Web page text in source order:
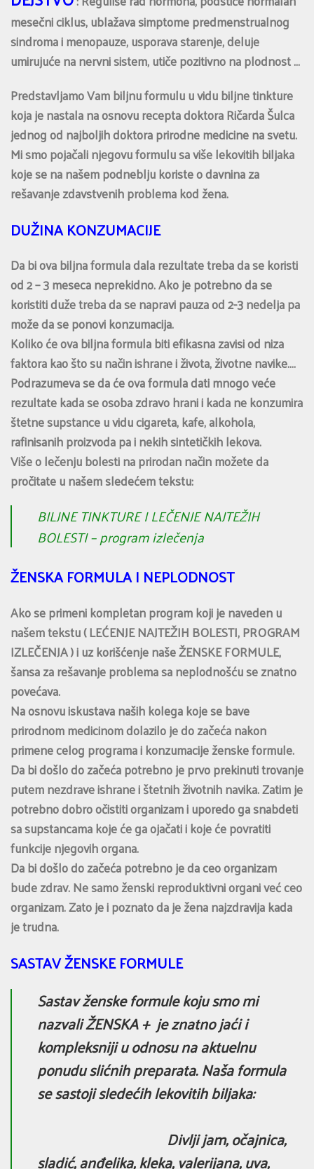
mesečni ciklus, ublažava simptome predmenstrualnog
sindroma i menopauze, usporava starenje, deluje
umirujuće na nervni sistem, utiče pozitivno na plodnost …
Predstavljamo Vam biljnu formulu u vidu biljne tinkture
koja je nastala na osnovu recepta doktora Ričarda Šulca
jednog od najboljih doktora prirodne medicine na svetu.
Mi smo pojačali njegovu formulu sa više lekovitih biljaka
koje se na našem podneblju koriste o davnina za
rešavanje zdavstvenih problema kod žena.
DUŽINA KONZUMACIJE
Da bi ova biljna formula dala rezultate treba da se koristi
od 2 – 3 meseca neprekidno. Ako je potrebno da se
koristiti duže treba da se napravi pauza od 2-3 nedelja pa
može da se ponovi konzumacija.
Koliko će ova biljna formula biti efikasna zavisi od niza
faktora kao što su način ishrane i života, životne navike….
Podrazumeva se da će ova formula dati mnogo veće
rezultate kada se osoba zdravo hrani i kada ne konzumira
štetne supstance u vidu cigareta, kafe, alkohola,
rafinisanih proizvoda pa i nekih sintetičkih lekova.
Više o lečenju bolesti na prirodan način možete da
pročitate u našem sledećem tekstu:
BILJNE TINKTURE I LEČENJE NAJTEŽIH
BOLESTI – program izlečenja
ŽENSKA FORMULA I NEPLODNOST
Ako se primeni kompletan program koji je naveden u
našem tekstu ( LEĆENJE NAJTEŽIH BOLESTI, PROGRAM
IZLEČENJA ) i uz korišćenje naše ŽENSKE FORMULE,
šansa za rešavanje problema sa neplodnošću se znatno
povećava.
Na osnovu iskustava naših kolega koje se bave
prirodnom medicinom dolazilo je do začeća nakon
primene celog programa i konzumacije ženske formule.
Da bi došlo do začeća potrebno je prvo prekinuti trovanje
putem nezdrave ishrane i štetnih životnih navika. Zatim je
potrebno dobro očistiti organizam i uporedo ga snabdeti
sa supstancama koje će ga ojačati i koje će povratiti
funkcije njegovih organa.
Da bi došlo do začeća potrebno je da ceo organizam
bude zdrav. Ne samo ženski reproduktivni organi već ceo
organizam. Zato je i poznato da je žena najzdravija kada
je trudna.
SASTAV ŽENSKE FORMULE
Sastav ženske formule koju smo mi
nazvali ŽENSKA + je znatno jaći i
kompleksniji u odnosu na aktuelnu
ponudu slićnih preparata. Naša formula
se sastoji sledećih lekovitih biljaka:
Divlji jam, očajnica,
sladić, anđelika, kleka, valerijana, uva,